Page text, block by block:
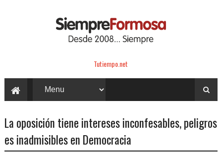
Tutiempo.net
La oposición tiene intereses inconfesables, peligros
es inadmisibles en Democracia